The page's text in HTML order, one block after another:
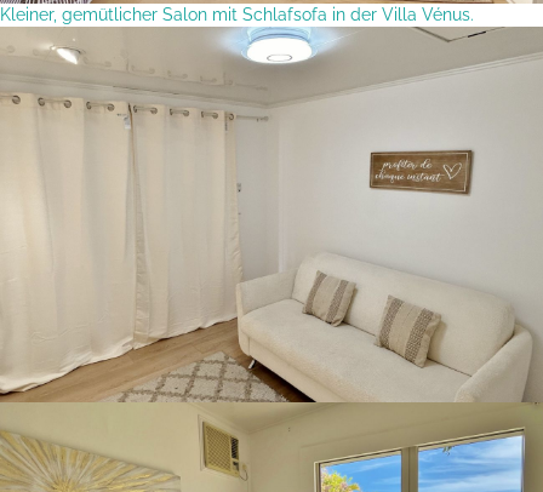
Kleiner, gemütlicher Salon mit Schlafsofa in der Villa Vénus.